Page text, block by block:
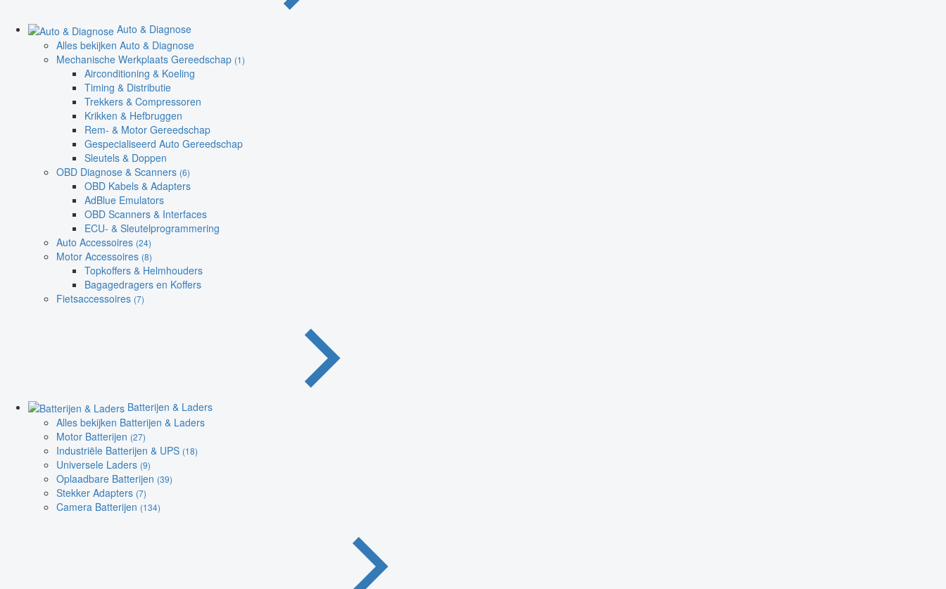
Auto & Diagnose
Alles bekijken Auto & Diagnose
Mechanische Werkplaats Gereedschap (1)
Airconditioning & Koeling
Timing & Distributie
Trekkers & Compressoren
Krikken & Hefbruggen
Rem- & Motor Gereedschap
Gespecialiseerd Auto Gereedschap
Sleutels & Doppen
OBD Diagnose & Scanners (6)
OBD Kabels & Adapters
AdBlue Emulators
OBD Scanners & Interfaces
ECU- & Sleutelprogrammering
Auto Accessoires (24)
Motor Accessoires (8)
Topkoffers & Helmhouders
Bagagedragers en Koffers
Fietsaccessoires (7)
Batterijen & Laders
Alles bekijken Batterijen & Laders
Motor Batterijen (27)
Industriële Batterijen & UPS (18)
Universele Laders (9)
Oplaadbare Batterijen (39)
Stekker Adapters (7)
Camera Batterijen (134)